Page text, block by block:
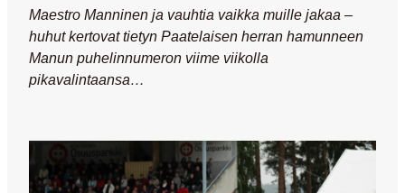
Maestro Manninen ja vauhtia vaikka muille jakaa –
huhut kertovat tietyn Paatelaisen herran hamunneen
Manun puhelinnumeron viime viikolla
pikavalintaansa…